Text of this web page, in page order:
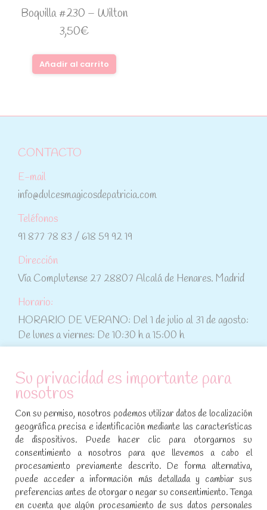
Boquilla #230 – Wilton
3,50€
Añadir al carrito
CONTACTO
E-mail
info@dulcesmagicosdepatricia.com
Teléfonos
91 877 78 83 / 618 59 92 19
Dirección
Vía Complutense 27 28807 Alcalá de Henares. Madrid
Horario:
HORARIO DE VERANO: Del 1 de julio al 31 de agosto:
De lunes a viernes: De 10:30 h a 15:00 h
ATENCIÓN AL CLIENTE
Condiciones de compra
Aviso legal y política de privacidad
Política de cookies
SÍGUENOS EN REDES SOCIALES
Encuéntranos en:
Su privacidad es importante para
nosotros
Con su permiso, nosotros podemos utilizar datos de localización
geográfica precisa e identificación mediante las características
de dispositivos. Puede hacer clic para otorgarnos su
consentimiento a nosotros para que llevemos a cabo el
procesamiento previamente descrito. De forma alternativa,
puede acceder a información más detallada y cambiar sus
preferencias antes de otorgar o negar su consentimiento. Tenga
en cuenta que algún procesamiento de sus datos personales